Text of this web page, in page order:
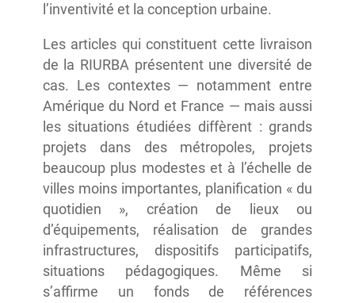
l’inventivité et la conception urbaine.
Les articles qui constituent cette livraison
de la RIURBA présentent une diversité de
cas. Les contextes — notamment entre
Amérique du Nord et France — mais aussi
les situations étudiées diffèrent : grands
projets dans des métropoles, projets
beaucoup plus modestes et à l’échelle de
villes moins importantes, planification « du
quotidien », création de lieux ou
d’équipements, réalisation de grandes
infrastructures, dispositifs participatifs,
situations pédagogiques. Même si
s’affirme un fonds de références